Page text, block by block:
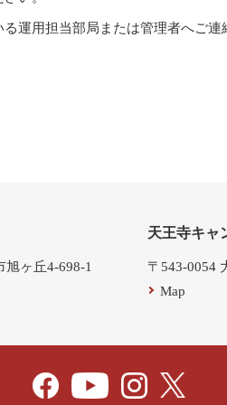
運用担当部局または管理者へご連
旭ヶ丘4-698-1
天王寺キャ
〒543-0054
Map